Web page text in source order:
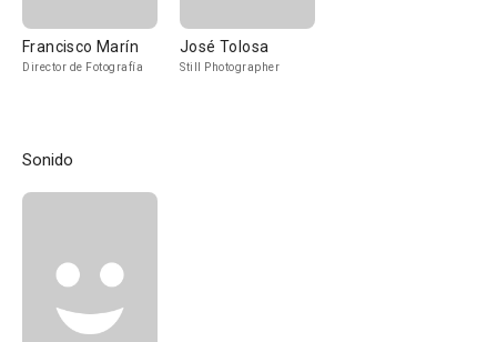
Francisco Marín
Director de Fotografía
José Tolosa
Still Photographer
Sonido